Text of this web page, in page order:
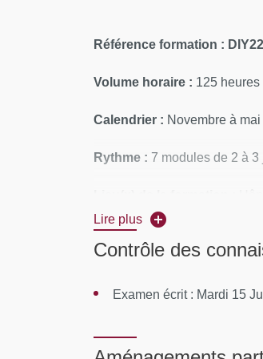
Référence formation :
Volume horaire : 125 heures
Calendrier : Novembre à mai
Rythme : 7 modules de 2 à 3
CONTENUS
Module 2 (9, 10 et 11
Module 3 (20 et 21 janvier
Lire plus
Contrôle des
Examen écrit : Mardi 15